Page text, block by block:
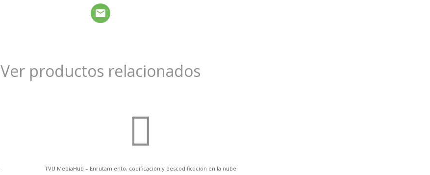
Ver productos relacionados
TVU MediaHub – Enrutamiento, codificación y descodificación en la nube